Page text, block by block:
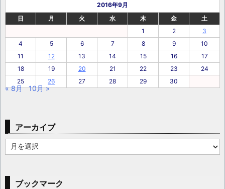
2016年9月
日
月 火 水 木 金
土
1
2
3
4
5 6 7 8 9
10
11
12 13 14 15 16
17
18
19 20 21 22 23
24
25
26 27 28 29 30
« 8月 10月 »
アーカイブ
ー
イ
ブックマーク